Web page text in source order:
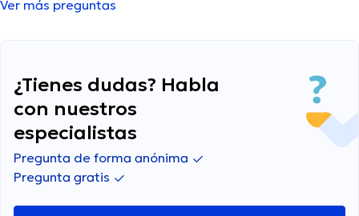
Ver más preguntas
¿Tienes dudas? Habla
con nuestros
especialistas
Pregunta de forma anónima
Pregunta gratis